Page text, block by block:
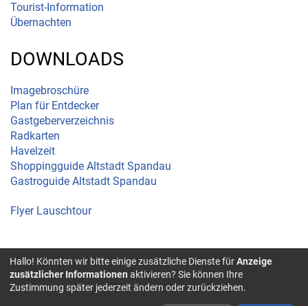
Tourist-Information
Übernachten
DOWNLOADS
Imagebroschüre
Plan für Entdecker
Gastgeberverzeichnis
Radkarten
Havelzeit
Shoppingguide Altstadt Spandau
Gastroguide Altstadt Spandau
Flyer Lauschtour
© 2026 Spandau |
Impressum|
Hallo! Könnten wir bitte einige zusätzliche Dienste fürAnzeige
zusätzlicher Informationen aktivieren? Sie können Ihre
Zustimmung später jederzeit ändern oder zurückziehen.